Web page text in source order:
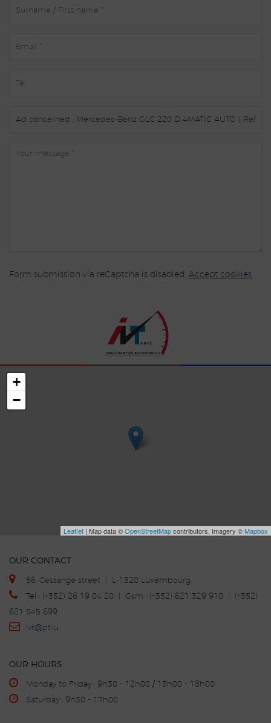
Form submission via reCaptcha is disabled. Accept cookies
+
−
Leaflet | Map data ©OpenStreetMapcontributors, Imagery ©Mapbox
OUR CONTACT
56, Cessange street | L-1320 Luxembourg
Tel : (+352) 26 19 04 20 | Gsm : (+352) 621 329 910 | (+352)
621 545 699
ivt@pt.lu
OUR HOURS
Monday to Friday : 9h30 - 12h00 / 13h00 - 18h00
Saturday : 9h30 - 17h00